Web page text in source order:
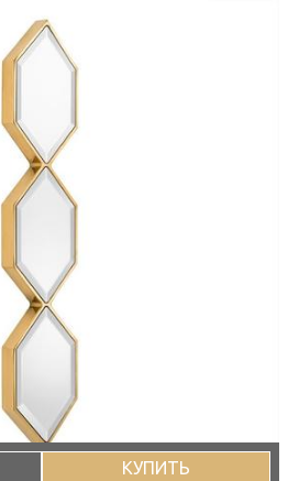
КУПИТЬ